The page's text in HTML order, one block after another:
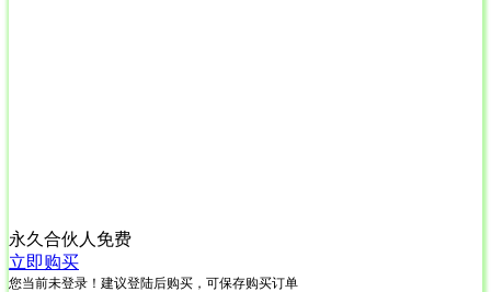
永久合伙人 免费
立即购买
您当前未登录！建议登陆后购买，可保存购买订单